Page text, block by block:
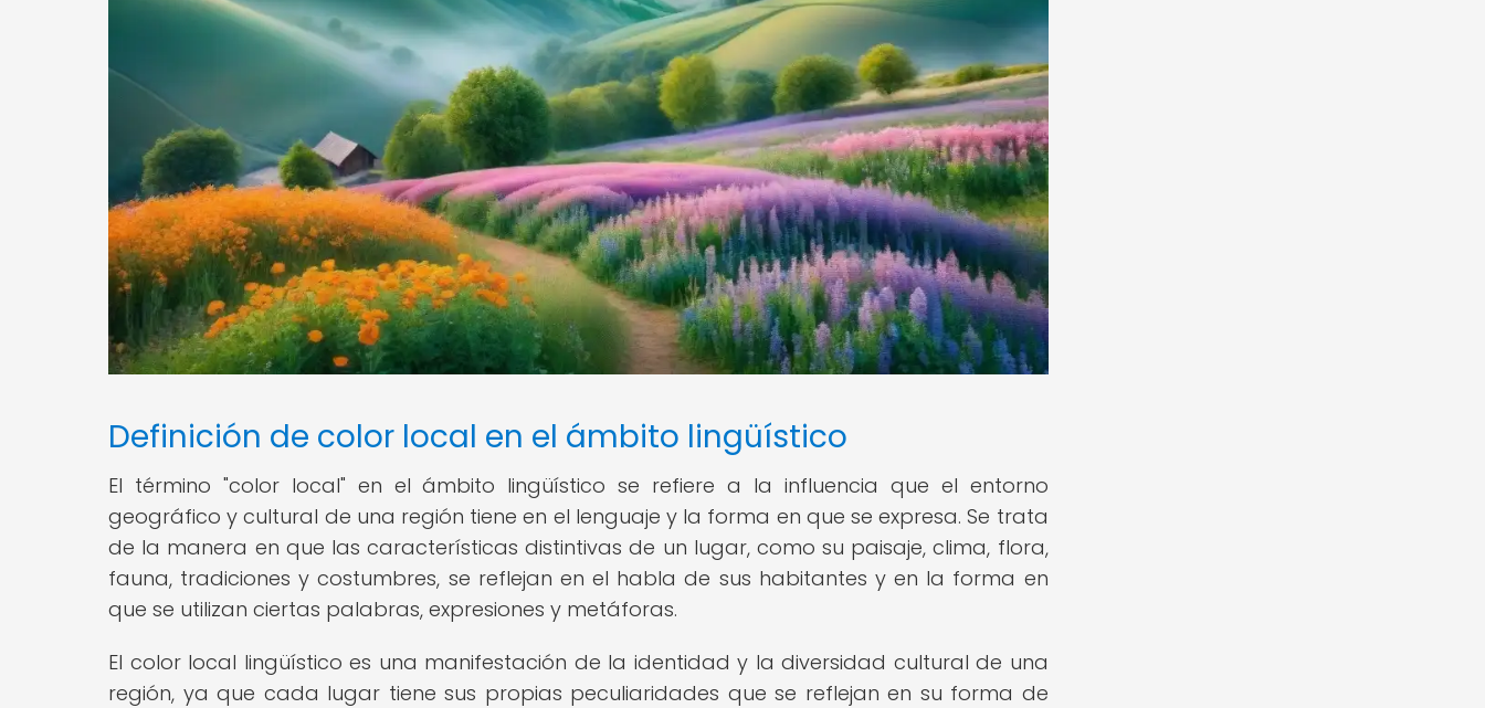
Definición de color local en el ámbito lingüístico
El término "color local" en el ámbito lingüístico se refiere a la influencia que el entorno
geográfico y cultural de una región tiene en el lenguaje y la forma en que se expresa. Se trata
de la manera en que las características distintivas de un lugar, como su paisaje, clima, flora,
fauna, tradiciones y costumbres, se reflejan en el habla de sus habitantes y en la forma en
que se utilizan ciertas palabras, expresiones y metáforas.
El color local lingüístico es una manifestación de la identidad y la diversidad cultural de una
región, ya que cada lugar tiene sus propias peculiaridades que se reflejan en su forma de